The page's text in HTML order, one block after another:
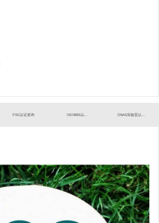
FSC认证咨询 ISO9001认... CNAS实验室认...